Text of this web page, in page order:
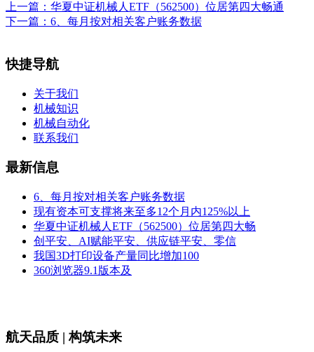
上一篇： 华夏中证机械人ETF（562500）位居第四大畅通
下一篇： 6、每月按对相关客户账务数据
快捷导航
关于我们
机械知识
机械自动化
联系我们
最新信息
6、每月按对相关客户账务数据
现有资本可支撑将来至多12个月内125%以上
华夏中证机械人ETF（562500）位居第四大畅
创平安、AI赋能平安、供应链平安、零信
我国3D打印设备产量同比增加100
360浏览器9.1版本及
航天品质 | 构筑未来